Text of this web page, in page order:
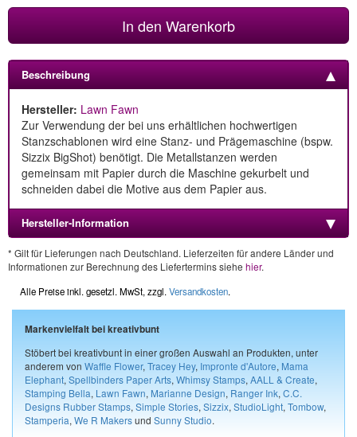
In den Warenkorb
Beschreibung
Hersteller: Lawn Fawn
Zur Verwendung der bei uns erhältlichen hochwertigen
Stanzschablonen wird eine Stanz- und Prägemaschine (bspw.
Sizzix BigShot) benötigt. Die Metallstanzen werden
gemeinsam mit Papier durch die Maschine gekurbelt und
schneiden dabei die Motive aus dem Papier aus.
Hersteller-Information
* Gilt für Lieferungen nach Deutschland. Lieferzeiten für andere Länder und
Informationen zur Berechnung des Liefertermins siehe hier.
Alle Preise inkl. gesetzl. MwSt, zzgl. Versandkosten.
Markenvielfalt bei kreativbunt
Stöbert bei kreativbunt in einer großen Auswahl an Produkten, unter
anderem von Waffle Flower, Tracey Hey, Impronte d'Autore, Mama
Elephant, Spellbinders Paper Arts, Whimsy Stamps, AALL & Create,
Stamping Bella, Lawn Fawn, Marianne Design, Ranger Ink, C.C.
Designs Rubber Stamps, Simple Stories, Sizzix, StudioLight, Tombow,
Stamperia, We R Makersund Sunny Studio.